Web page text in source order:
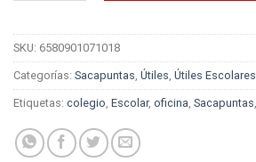
SKU: 6580901071018
Categorías: Sacapuntas Útiles Útiles Escolares
Etiquetas: colegio Escolar, oficina Sacapuntas